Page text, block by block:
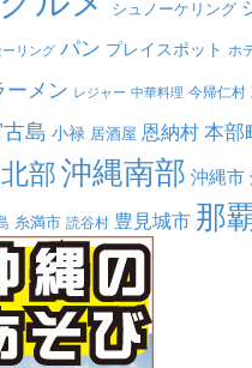
シュノーケリング
リング パン プレイスポット ホ
ーメン レジャー 中華料理 今帰仁村
島 小禄 居酒屋 恩納村本部
部沖縄南部 沖縄市
糸満市 読谷村 豊見城市 那